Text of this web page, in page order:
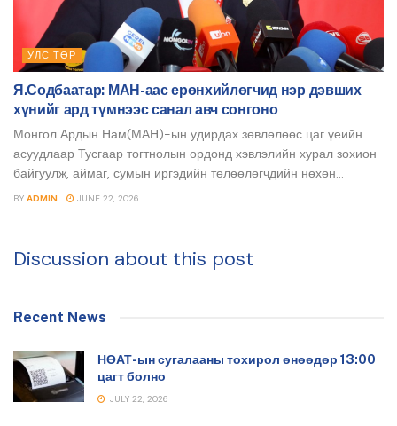
УЛС ТӨР
Я.Содбаатар: МАН-аас ерөнхийлөгчид нэр дэвших
хүнийг ард түмнээс санал авч сонгоно
Монгол Ардын Нам(МАН)-ын удирдах зөвлөлөөс цаг үеийн
асуудлаар Тусгаар тогтнолын ордонд хэвлэлийн хурал зохион
байгуулж, аймаг, сумын иргэдийн төлөөлөгчдийн нөхөн...
BY ADMIN JUNE 22, 2026
Discussion about this post
Recent News
НӨАТ-ын сугалааны тохирол өнөөдөр 13:00
цагт болно
JULY 22, 2026